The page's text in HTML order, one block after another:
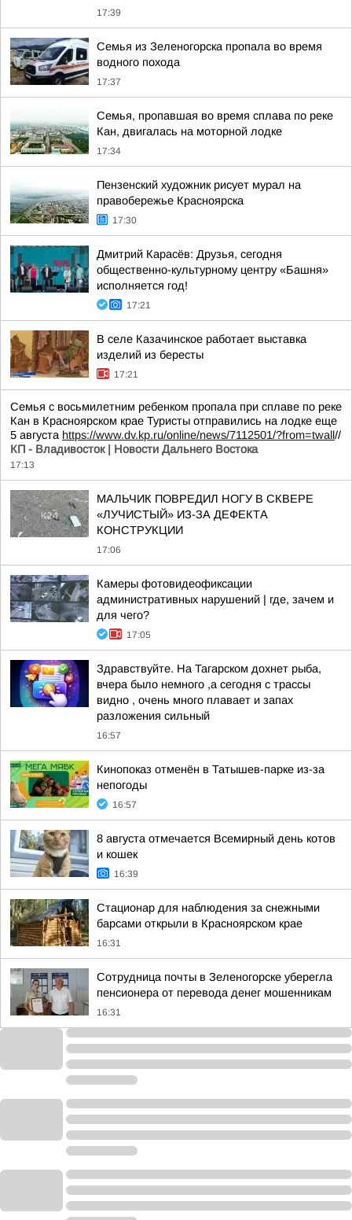
17:39
Семья из Зеленогорска пропала во время
водного похода
17:37
Семья, пропавшая во время сплава по реке
Кан, двигалась на моторной лодке
17:34
Пензенский художник рисует мурал на
правобережье Красноярска
17:30
Дмитрий Карасёв: Друзья, сегодня
общественно-культурному центру «Башня»
исполняется год!
17:21
В селе Казачинское работает выставка
изделий из бересты
17:21
Семья с восьмилетним ребенком пропала при сплаве по реке
Кан в Красноярском крае Туристы отправились на лодке еще
5 августа https://www.dv.kp.ru/online/news/7112501/?from=twall//
КП - Владивосток | Новости Дальнего Востока
17:13
МАЛЬЧИК ПОВРЕДИЛ НОГУ В СКВЕРЕ
«ЛУЧИСТЫЙ» ИЗ-ЗА ДЕФЕКТА
КОНСТРУКЦИИ
17:06
Камеры фотовидеофиксации
административных нарушений | где, зачем и
для чего?
17:05
Здравствуйте. На Тагарском дохнет рыба,
вчера было немного ,а сегодня с трассы
видно , очень много плавает и запах
разложения сильный
16:57
Кинопоказ отменён в Татышев-парке из-за
непогоды
16:57
8 августа отмечается Всемирный день котов
и кошек
16:39
Стационар для наблюдения за снежными
барсами открыли в Красноярском крае
16:31
Сотрудница почты в Зеленогорске уберегла
пенсионера от перевода денег мошенникам
16:31